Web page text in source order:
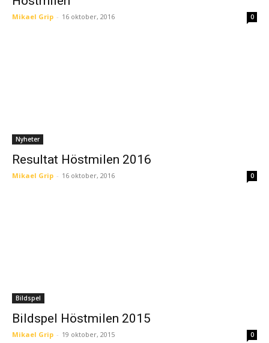
Mikael Grip - 16 oktober, 2016 0
Nyheter
Resultat Höstmilen 2016
Mikael Grip - 16 oktober, 2016 0
Bildspel
Bildspel Höstmilen 2015
Mikael Grip - 19 oktober, 2015 0